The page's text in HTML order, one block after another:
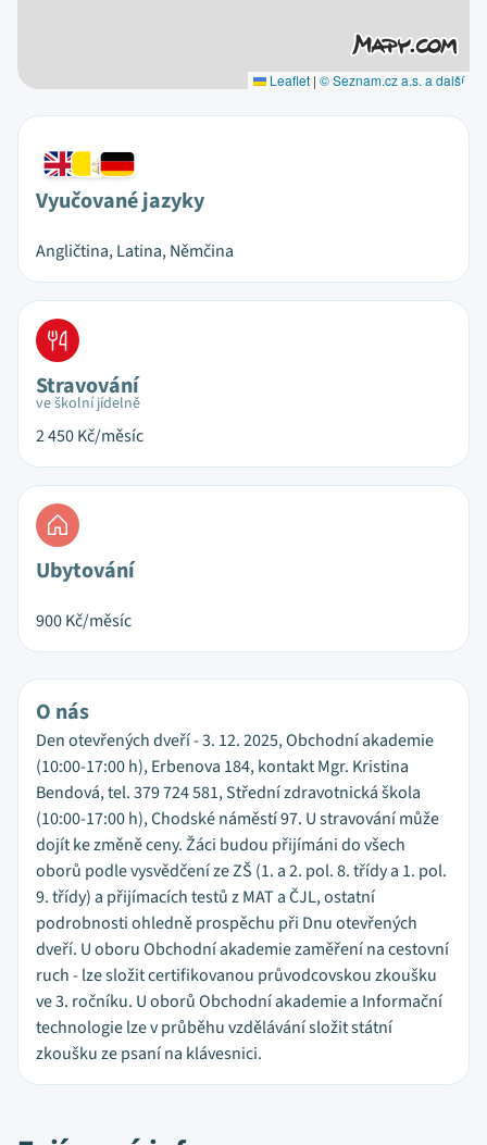
Leaflet | © Seznam.cz a.s. a další
Vyučované jazyky
Angličtina, Latina, Němčina
Stravování
ve školní jídelně
2 450Kč/měsíc
Ubytování
900Kč/měsíc
O nás
Den otevřených dveří - 3. 12. 2025, Obchodní akademie
(10:00-17:00 h), Erbenova 184, kontakt Mgr. Kristina
Bendová, tel. 379 724 581, Střední zdravotnická škola
(10:00-17:00 h), Chodské náměstí 97. U stravování může
dojít ke změně ceny. Žáci budou přijímáni do všech
oborů podle vysvědčení ze ZŠ (1. a 2. pol. 8. třídy a 1. pol.
9. třídy) a přijímacích testů z MAT a ČJL, ostatní
podrobnosti ohledně prospěchu při Dnu otevřených
dveří. U oboru Obchodní akademie zaměření na cestovní
ruch - lze složit certifikovanou průvodcovskou zkoušku
ve 3. ročníku. U oborů Obchodní akademie a Informační
technologie lze v průběhu vzdělávání složit státní
zkoušku ze psaní na klávesnici.